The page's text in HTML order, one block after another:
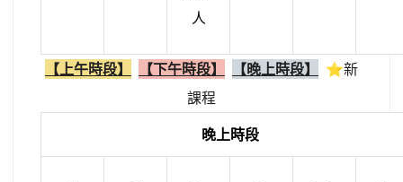
人
【上午時段】 【下午時段】 【晚上時段】
⭐新
課程
晚上時段